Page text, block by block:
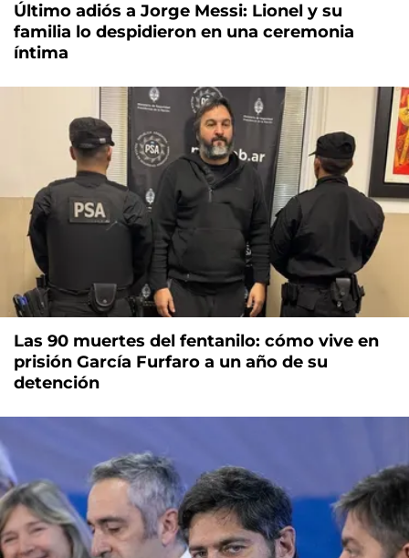
Último adiós a Jorge Messi: Lionel y su
familia lo despidieron en una ceremonia
íntima
Las 90 muertes del fentanilo: cómo vive en
prisión García Furfaro a un año de su
detención